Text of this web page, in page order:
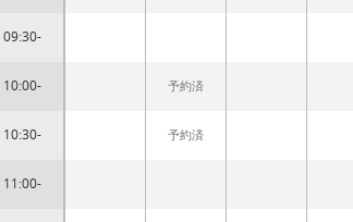
09:30-
10:00-
10:30-
11:00-
予約済
予約済